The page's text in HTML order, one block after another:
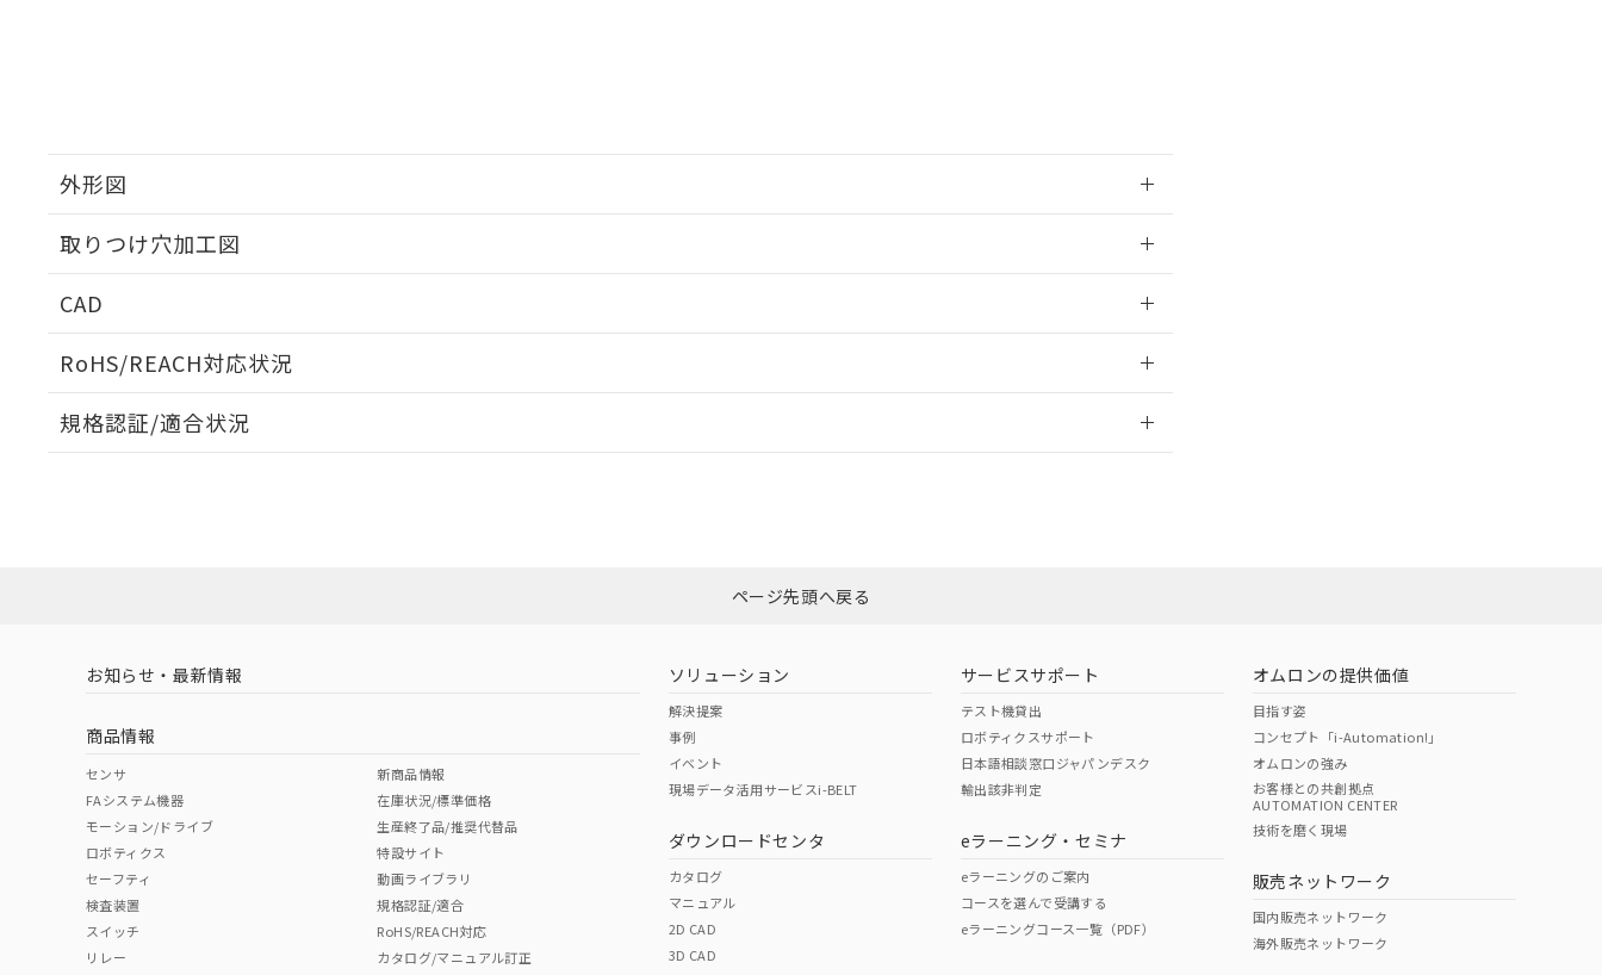
外形図
取りつけ穴加工図
CAD
RoHS/REACH対応状況
EU RoHS 注意事項・凡例
ダウンロードはこちら
中国 RoHS 注意事項・凡例
中国 RoHS表
Pb Hg Cr(VI)
O O
規格認証/適合状況
ページ先頭へ戻る
お知らせ・最新情報
商品情報
センサ
FAシステム機器
モーション/ドライブ
ロボティクス
セーフティ
検査装置
スイッチ
リレー
新商品情報
在庫状況/標準価格
生産終了品/推奨代替品
特設サイト
動画ライブラリ
規格認証/適合
RoHS/REACH対応
カタログ/マニュアル訂正
ソリューション
解決提案
事例
イベント
現場データ活用サービスi-BELT
ダウンロードセンタ
カタログ
マニュアル
2D CAD
3D CAD
サービスサポート
テスト機貸出
ロボティクスサポート
日本語相談窓口ジャパンデスク
輸出該非判定
eラーニング・セミナ
eラーニングのご案内
コースを選んで受講する
eラーニングコース一覧（PDF）
オムロンの提供価値
目指す姿
コンセプト「i-Automation!」
オムロンの強み
お客様との共創拠点
AUTOMATION CENTER
技術を磨く現場
販売ネットワーク
国内販売ネットワーク
海外販売ネットワーク